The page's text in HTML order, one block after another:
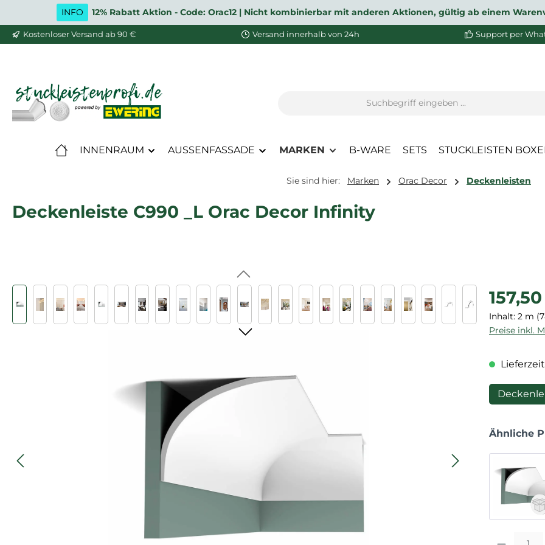
Hauptinhalt springen
Zur Suche springen
Zur Hauptnavigation springen
INFO 12% Rabatt Aktion - Code: Orac12 | Nicht kombinierbar mit anderen Aktionen, gültig ab einem
Kostenloser Versand ab 90 € Versand innerhalb von 24h Support per
INNENRAUM AUSSENFASSADE MARKEN B-WARE SETS STUCKLEISTEN
Sie sind hier: Marken Orac Decor Deckenleisten
Deckenleiste C990 _L Orac Decor Infinity
Bildergalerie überspringen Regulärer
Inhalt: 2 m
Preise inkl.
Ähnliche
Produkt